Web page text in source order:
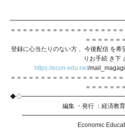
━━━━━━━━━━━━━━━━━
＝＝＝＝＝＝＝＝＝＝＝＝＝ ＝＝＝＝ ＝
＝＝＝＝＝＝
登録に心当たりのない方 、今後配信 を希
りお手続 き下
https://econ-edu.net/
＝＝＝＝＝＝＝＝＝ ＝＝＝＝ ＝＝＝＝ ＝
＝＝＝＝＝＝
◆◇━━━━━━━━━━━━━━━━
編集 ・発行 ：経済教
━━━━━━━━━━━━━━━━━
Economic